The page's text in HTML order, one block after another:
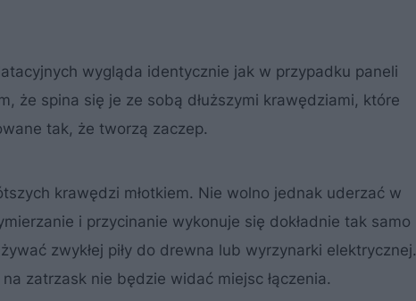
wygląda identycznie jak w przypadku paneli
że spina się je ze sobą dłuższymi krawędziami, które
tak, że tworzą zaczep.
krawędzi młotkiem. Nie wolno jednak uderzać w
i przycinanie wykonuje się dokładnie tak samo
zwykłej piły do drewna lub wyrzynarki elektrycznej.
zatrzask nie będzie widać miejsc łączenia.